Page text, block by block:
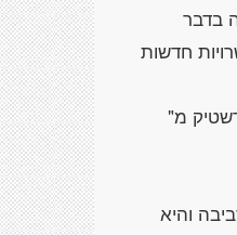
בדבר
חדשות
מ"
והיא